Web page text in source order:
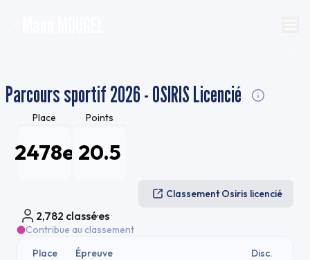
Parcours sportif 2026 - OSIRIS Licencié
Place
2478e
Points
20.5
Classement Osiris licencié
2,782 classé·es
Contribue au classement
Place
Épreuve Disc.